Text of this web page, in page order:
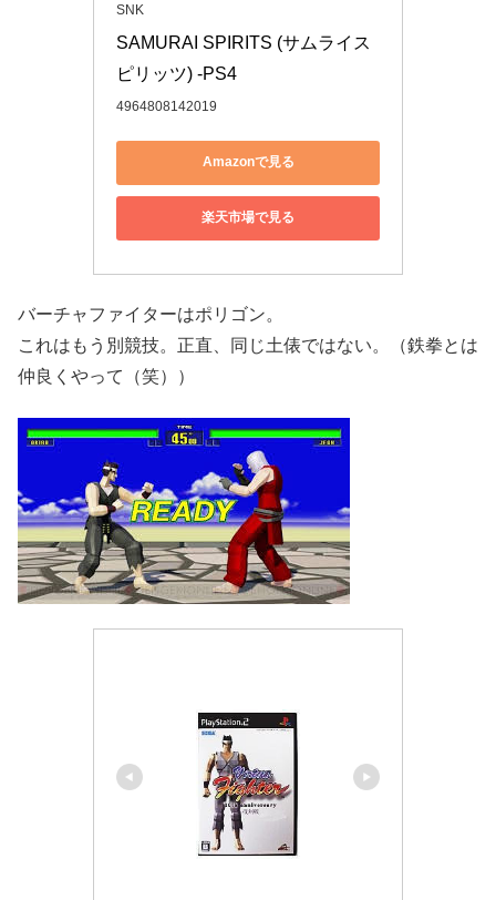
SNK
SAMURAI SPIRITS (サムライス
ピリッツ) -PS4
4964808142019
Amazonで見る
楽天市場で見る
バーチャファイターはポリゴン。
これはもう別競技。正直、同じ土俵ではない。（鉄拳とは
仲良くやって（笑））